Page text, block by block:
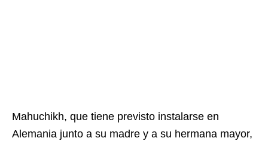
Mahuchikh, que tiene previsto instalarse en
Alemania junto a su madre y a su hermana mayor,